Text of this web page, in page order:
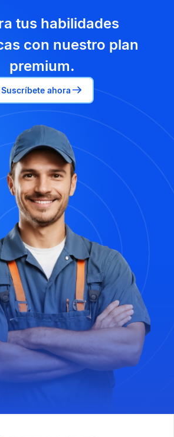
tus habilidades
con nuestro plan
premium.
Suscríbete ahora